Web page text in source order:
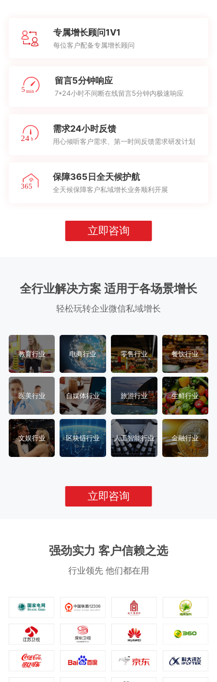
专属增长顾问1V1
每位客户配备专属增长顾问
留言5分钟响应
7*24小时不间断在线留言5分钟内极速响应
需求24小时反馈
用心倾听客户需求、第一时间反馈需求研发计划
保障365日全天候护航
全天候保障客户私域增长业务顺利开展
立即咨询
全行业解决方案 适用于各场景增长
轻松玩转企业微信私域增长
教育行业 电商行业 零售行业 餐饮行业
医美行业 自媒体行业 旅游行业 生鲜行业
文娱行业 区块链行业 人工智能行业 金融行业
立即咨询
强劲实力 客户信赖之选
行业领先 他们都在用